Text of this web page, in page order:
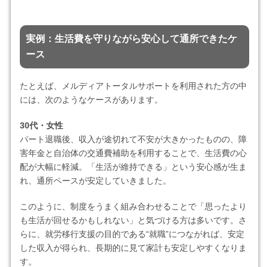
実例：生活費を守りながら安心して通所できたケ
ース
たとえば、メルディアトータルサポートを利用された方の中
には、次のようなケースがあります。
30代・女性
パート退職後、収入が途切れて不安が大きかったものの、障
害年金と自治体の交通費補助を利用することで、生活費の心
配が大幅に軽減。「生活が維持できる」という安心感が生ま
れ、通所ペースが安定していきました。
このように、制度をうまく組み合わせることで「思ったより
も生活が回せるかもしれない」と気づける方は多いです。さ
らに、就労移行支援の目的である“就職”につながれば、安定
した収入が得られ、長期的に見て家計も安定しやすくなりま
す。